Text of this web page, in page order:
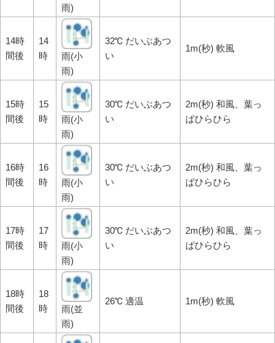
雨)
14時
間後
14
時
雨(小
雨)
32℃ だいぶあつ
い
1m(秒) 軟風
15時
間後
15
時
雨(小
雨)
30℃ だいぶあつ
い
2m(秒) 和風、葉っ
ぱひらひら
16時
間後
16
時
雨(小
雨)
30℃ だいぶあつ
い
2m(秒) 和風、葉っ
ぱひらひら
17時
間後
17
時
雨(小
雨)
30℃ だいぶあつ
い
2m(秒) 和風、葉っ
ぱひらひら
18時
間後
18
時
雨(並
雨)
26℃ 適温 1m(秒) 軟風